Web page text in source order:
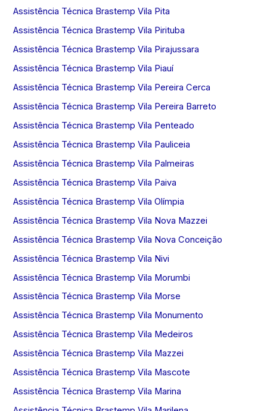
Assistência Técnica Brastemp Vila Pita
Assistência Técnica Brastemp Vila Pirituba
Assistência Técnica Brastemp Vila Pirajussara
Assistência Técnica Brastemp Vila Piauí
Assistência Técnica Brastemp Vila Pereira Cerca
Assistência Técnica Brastemp Vila Pereira Barreto
Assistência Técnica Brastemp Vila Penteado
Assistência Técnica Brastemp Vila Pauliceia
Assistência Técnica Brastemp Vila Palmeiras
Assistência Técnica Brastemp Vila Paiva
Assistência Técnica Brastemp Vila Olímpia
Assistência Técnica Brastemp Vila Nova Mazzei
Assistência Técnica Brastemp Vila Nova Conceição
Assistência Técnica Brastemp Vila Nivi
Assistência Técnica Brastemp Vila Morumbi
Assistência Técnica Brastemp Vila Morse
Assistência Técnica Brastemp Vila Monumento
Assistência Técnica Brastemp Vila Medeiros
Assistência Técnica Brastemp Vila Mazzei
Assistência Técnica Brastemp Vila Mascote
Assistência Técnica Brastemp Vila Marina